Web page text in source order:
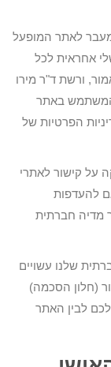
לאתר המופעל
אחראית לכל
ורשת ד"ר מירו
המשתמש באתר
הפרטיות של
על קישור לאתרי
להעדפות
מדיה חברתית
שלנו עשויים
(חלון הסכמה)
לבין האתר